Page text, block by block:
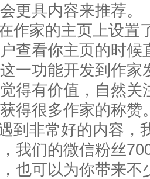
更具内容来推荐。
家的主页上设置
查看你主页的时
一功能开发到作
得有价值，自然
得很多作家的称赞
非常好的内容，
我们的微信粉丝
也可以为你带来